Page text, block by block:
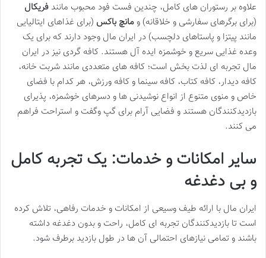
علاوه بر رستوران های کامل، چندین فست فود محبوب مانند فریکال
(برای برگرهای سفارشی و خلاقانه) و مانچ باکس (برای غذاهای ایتالیایی
مانند پیتزا و پاستاهای دلچسب) در ایران مال وجود دارند که برای یک
وعده غذایی سریع و خوشمزه ایده آل هستند. کافه گردی نیز در ایران
مال تجربه ای لذت بخش است؛ کافه های متعددی مانند شربت خانه،
کافه دیدار، کافه کتاب، کافه سینما و کافه ورزش، هر کدام با فضای
خاص و منوی متنوع از انواع نوشیدنی ها و دسرهای خوشمزه، پذیرای
بازدیدکنندگان هستند و فضایی آرام برای گپ وگفت و استراحت فراهم
می کنند.
سایر امکانات و خدمات: یک تجربه کامل
و بی دغدغه
ایران مال با ارائه طیف وسیعی از امکانات و خدمات رفاهی، تلاش کرده
است تا بازدیدکنندگان تجربه ای کامل، راحت و بدون دغدغه داشته
باشند و تمامی نیازهای احتمالی آن ها در طول بازدید برطرف شود.